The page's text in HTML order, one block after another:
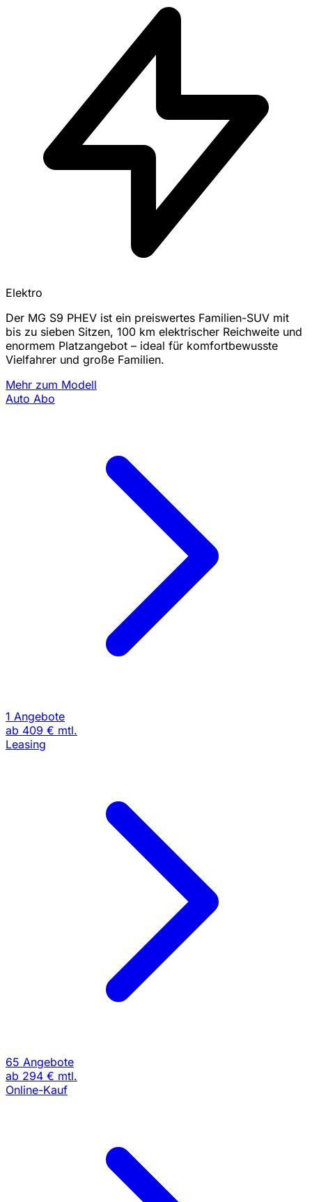
Elektro
Der MG S9 PHEV ist ein preiswertes Familien-SUV mit
bis zu sieben Sitzen, 100 km elektrischer Reichweite und
enormem Platzangebot – ideal für komfortbewusste
Vielfahrer und große Familien.
Mehr zum Modell
Auto Abo
1 Angebote
ab 409 € mtl.
Leasing
65 Angebote
ab 294 € mtl.
Online-Kauf